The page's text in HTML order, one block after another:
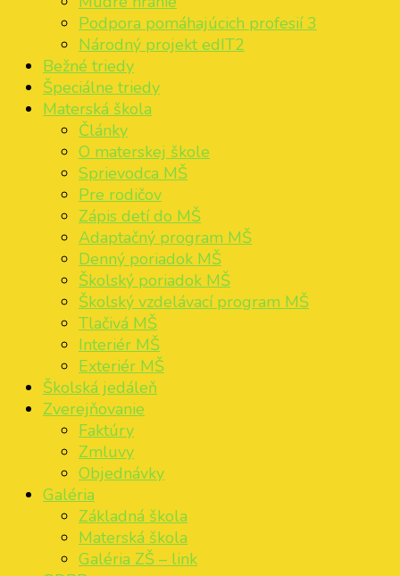
Podpora pomáhajúcich profesií 3
Národný projekt edIT2
Bežné triedy
Špeciálne triedy
Materská škola
Články
O materskej škole
Sprievodca MŠ
Pre rodičov
Zápis detí do MŠ
Adaptačný program MŠ
Denný poriadok MŠ
Školský poriadok MŠ
Školský vzdelávací program MŠ
Tlačivá MŠ
Interiér MŠ
Exteriér MŠ
Školská jedáleň
Zverejňovanie
Faktúry
Zmluvy
Objednávky
Galéria
Základná škola
Materská škola
Galéria ZŠ – link